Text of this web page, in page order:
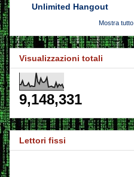
Unlimited Hangout
Mostra tutto
Visualizzazioni totali
9,148,331
Lettori fissi